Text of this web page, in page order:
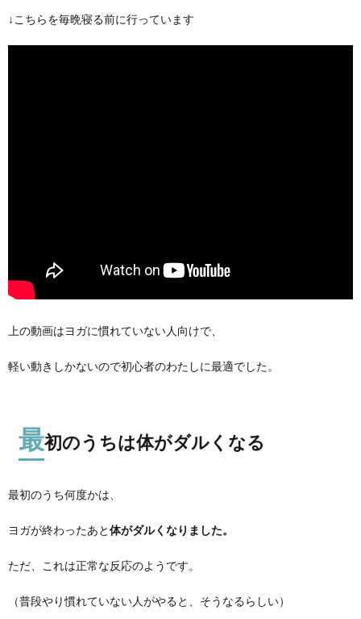
↓こちらを毎晩寝る前に行っています
上の動画はヨガに慣れていない人向けで、
軽い動きしかないので初心者のわたしに最適でした。
最初のうちは体がダルくなる
最初のうち何度かは、
ヨガが終わったあと体がダルくなりました。
ただ、これは正常な反応のようです。
（普段やり慣れていない人がやると、そうなるらしい）